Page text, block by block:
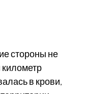
стороны не
километр
в крови,